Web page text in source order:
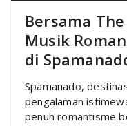
Bersama
Musik
di
Spamanado,
pengalaman
penuh romantisme